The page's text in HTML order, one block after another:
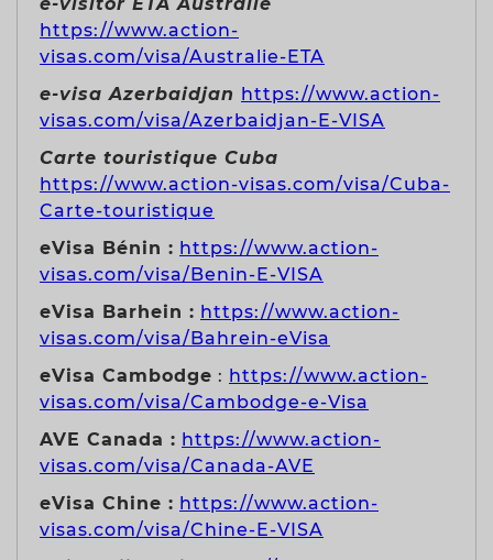
https://www.action-
visas.com/visa/Australie-ETA
e-visa Azerbaidjan https://www.action-
visas.com/visa/Azerbaidjan-E-VISA
Carte touristique Cuba
https://www.action-visas.com/visa/Cuba-
Carte-touristique
eVisa Bénin : https://www.action-
visas.com/visa/Benin-E-VISA
eVisa Barhein : https://www.action-
visas.com/visa/Bahrein-eVisa
eVisa Cambodge : https://www.action-
visas.com/visa/Cambodge-e-Visa
AVE Canada : https://www.action-
visas.com/visa/Canada-AVE
eVisa Chine : https://www.action-
visas.com/visa/Chine-E-VISA